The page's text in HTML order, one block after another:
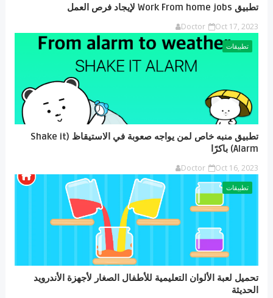
تطبيق Work From home jobs لإيجاد فرص العمل
Doctor Oct 17, 2023
تطبيقات
تطبيق منبه خاص لمن يواجه صعوبة في الاستيقاظ (Shake it
Alarm) باكرًا
Doctor Oct 16, 2023
تطبيقات
تحميل لعبة الألوان التعليمية للأطفال الصغار لأجهزة الأندرويد
الحديثة